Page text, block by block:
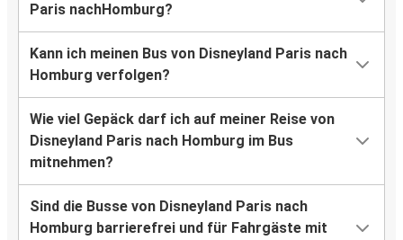
Paris nachHomburg?
Kann ich meinen Bus von Disneyland Paris nach
Homburg verfolgen?
Wie viel Gepäck darf ich auf meiner Reise von
Disneyland Paris nach Homburg im Bus
mitnehmen?
Sind die Busse von Disneyland Paris nach
Homburg barrierefrei und für Fahrgäste mit